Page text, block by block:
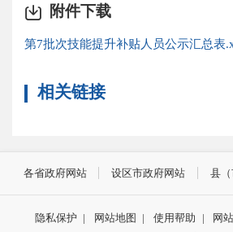
附件下载
第7批次技能提升补贴人员公示汇总表
相关链接
各省政府网站 设区市政府网站 县（
隐私保护 | 网站地图 | 使用帮助 | 网